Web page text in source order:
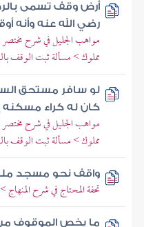
أرض وقف تسمى
رضي الله عنه وأنه
مواهب الجليل في شرح
مملوك > مسألة ثبت الوقف
لو سافر مستحق
كان له كراء مسكنه
مواهب الجليل في شرح
مملوك > مسألة ثبت الوقف
واقف نحو مسجد
تحفة المحتاج في شرح
ما يخص الموقوف من